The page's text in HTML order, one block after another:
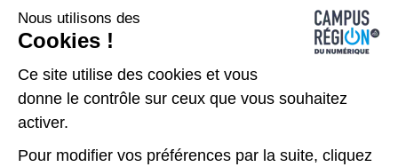
Plan du site
Données personnelles
Gérer les cookies
Kit de communication
Nous utilisons des
Cookies !
Ce site utilise des cookies et vous
donne le contrôle sur ceux que vous souhaitez
activer.
Pour modifier vos préférences par la suite, cliquez